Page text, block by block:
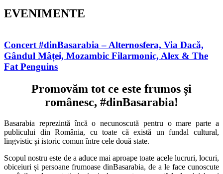
EVENIMENTE
Concert #dinBasarabia – Alternosfera, Via Dacă,
Gândul Mâței, Mozambic Filarmonic, Alex & The
Fat Penguins
Promovăm tot ce este frumos și
românesc, #dinBasarabia!
Basarabia reprezintă încă o necunoscută pentru o mare parte a
publicului din România, cu toate că există un fundal cultural,
lingvistic și istoric comun între cele două state.
Scopul nostru este de a aduce mai aproape toate acele lucruri, locuri,
obiceiuri și persoane frumoase dinBasarabia, de a le face cunoscute